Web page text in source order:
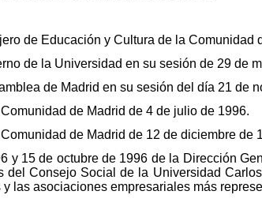
de Educación y Cultura de la Comunidad
de la Universidad en su sesión de 29 de
de Madrid en su sesión del día 21 de
de Madrid de 4 de julio de 1996.
de Madrid de 12 de diciembre de
y 15 de octubre de 1996 de la Dirección
Consejo Social de la Universidad
las asociaciones empresariales más